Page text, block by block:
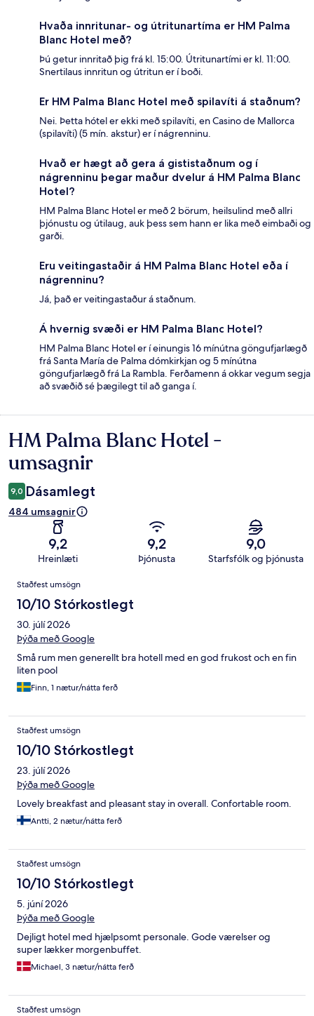
Hvaða innritunar- og útritunartíma er HM Palma
Blanc Hotel með?
Þú getur innritað þig frá kl. 15:00. Útritunartími er kl. 11:00.
Snertilaus innritun og útritun er í boði.
Er HM Palma Blanc Hotel með spilavíti á staðnum?
Nei. Þetta hótel er ekki með spilavíti, en Casino de Mallorca
(spilavíti) (5 mín. akstur) er í nágrenninu.
Hvað er hægt að gera á gististaðnum og í
nágrenninu þegar maður dvelur á HM Palma Blanc
Hotel?
HM Palma Blanc Hotel er með 2 börum, heilsulind með allri
þjónustu og útilaug, auk þess sem hann er lika með eimbaði og
garði.
Eru veitingastaðir á HM Palma Blanc Hotel eða í
nágrenninu?
Já, það er veitingastaður á staðnum.
Á hvernig svæði er HM Palma Blanc Hotel?
HM Palma Blanc Hotel er í einungis 16 mínútna göngufjarlægð
frá Santa María de Palma dómkirkjan og 5 mínútna
göngufjarlægð frá La Rambla. Ferðamenn á okkar vegum segja
að svæðið sé þægilegt til að ganga í.
Umsagnir
HM Palma Blanc Hotel -
umsagnir
9,0 Dásamlegt
484 umsagnir
9,2
Hreinlæti
9,2
Þjónusta
9,0
Starfsfólk og þjónusta
Umsagnir
Staðfest umsögn
10/10 Stórkostlegt
30. júlí 2026
Þýða með Google
Små rum men generellt bra hotell med en god frukost och en fin
liten pool
Finn, 1 nætur/nátta ferð
Staðfest umsögn
10/10 Stórkostlegt
23. júlí 2026
Þýða með Google
Lovely breakfast and pleasant stay in overall. Confortable room.
Antti, 2 nætur/nátta ferð
Staðfest umsögn
10/10 Stórkostlegt
5. júní 2026
Þýða með Google
Dejligt hotel med hjælpsomt personale. Gode værelser og
super lækker morgenbuffet.
Michael, 3 nætur/nátta ferð
Staðfest umsögn